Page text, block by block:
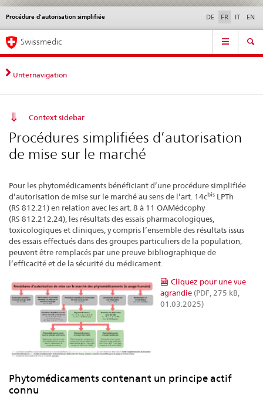
Navigation
directe:
actualités,
bases
contact
Actualités & Mises à
normes
Contact | Support &
aide
Procédure d’autorisation simplifiée DE FR IT EN
Service
Navigation
Swissmedic
Unternavigation
Context sidebar
Procédures simplifiées d’autorisation
de mise sur le marché
Pour les phytomédicaments bénéficiant d’une procédure simplifiée
d’autorisation de mise sur le marché au sens de l’art. 14cbis LPTh
(RS 812.21) en relation avec les art. 8 à 11 OAMédcophy
(RS 812.212.24), les résultats des essais pharmacologiques,
toxicologiques et cliniques, y compris l’ensemble des résultats issus
des essais effectués dans des groupes particuliers de la population,
peuvent être remplacés par une preuve bibliographique de
l’efficacité et de la sécurité du médicament.
Cliquez pour une vue
agrandie (PDF, 275 kB,
01.03.2025)
Phytomédicaments contenant un principe actif
connu